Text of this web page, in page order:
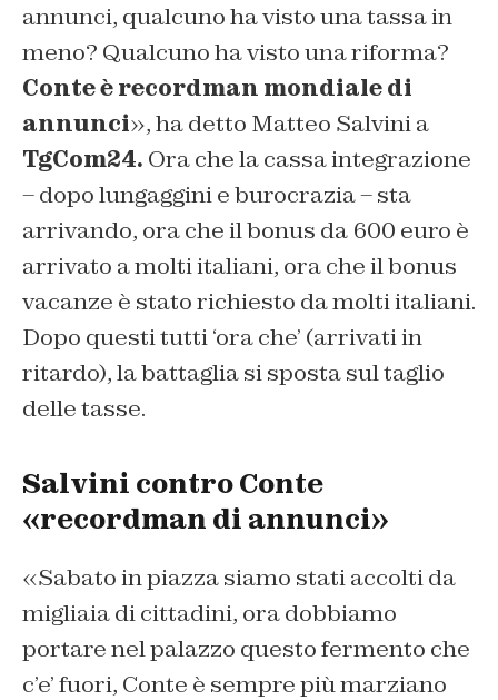
annunci, qualcuno ha visto una tassa in
meno? Qualcuno ha visto una riforma?
Conte è recordman mondiale di
annunci», ha detto Matteo Salvini a
TgCom24. Ora che la cassa integrazione
– dopo lungaggini e burocrazia – sta
arrivando, ora che il bonus da 600 euro è
arrivato a molti italiani, ora che il bonus
vacanze è stato richiesto da molti italiani.
Dopo questi tutti ‘ora che’ (arrivati in
ritardo), la battaglia si sposta sul taglio
delle tasse.
Salvini contro Conte
«recordman di annunci»
«Sabato in piazza siamo stati accolti da
migliaia di cittadini, ora dobbiamo
portare nel palazzo questo fermento che
c’e’ fuori, Conte è sempre più marziano